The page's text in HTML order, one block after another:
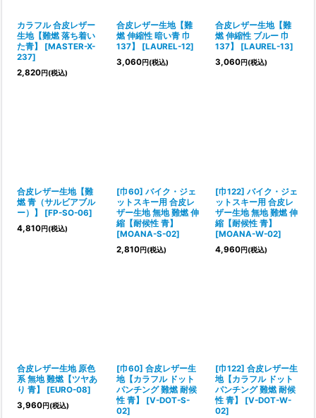
カラフル 合皮レザー
生地【難燃 落ち着い
た青】
[MASTER-X-
237]
2,820円(税込)
合皮レザー生地【難
燃 伸縮性 暗い青 巾
137】
[LAUREL-12]
3,060円(税込)
合皮レザー生地【難
燃 伸縮性 ブルー 巾
137】
[LAUREL-13]
3,060円(税込)
合皮レザー生地【難
燃 青（サルビアブル
ー）】
[FP-SO-06]
4,810円(税込)
[巾60] バイク・ジェ
ットスキー用 合皮レ
ザー生地 無地 難燃 伸
縮【耐候性 青】
[MOANA-S-02]
2,810円(税込)
[巾122] バイク・ジェ
ットスキー用 合皮レ
ザー生地 無地 難燃 伸
縮【耐候性 青】
[MOANA-W-02]
4,960円(税込)
合皮レザー生地 原色
系 無地 難燃【ツヤあ
り 青】
[EURO-08]
3,960円(税込)
[巾60] 合皮レザー生
地【カラフル ドット
パンチング 難燃 耐候
性 青】
[V-DOT-S-
02]
[巾122] 合皮レザー生
地【カラフル ドット
パンチング 難燃 耐候
性 青】
[V-DOT-W-
02]